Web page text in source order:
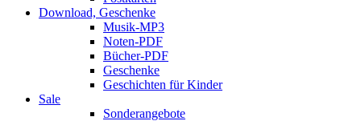
Download, Geschenke
Musik-MP3
Noten-PDF
Bücher-PDF
Geschenke
Geschichten für Kinder
Sale
Sonderangebote